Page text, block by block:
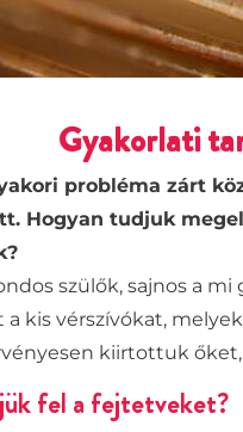
Gyakorlati
probléma zárt
Hogyan tudjuk
szülők, sajnos a
a kis vérszívókat,
kiirtottuk
fel a fejtetveket?